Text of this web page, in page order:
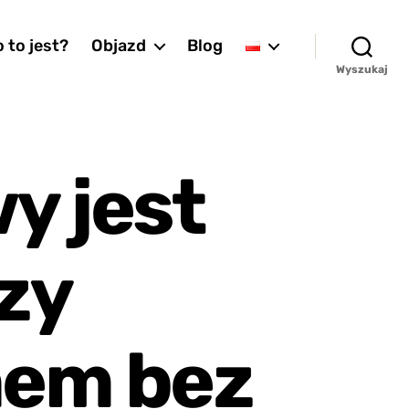
to jest? Objazd Blog
Wyszukaj
jest
bez